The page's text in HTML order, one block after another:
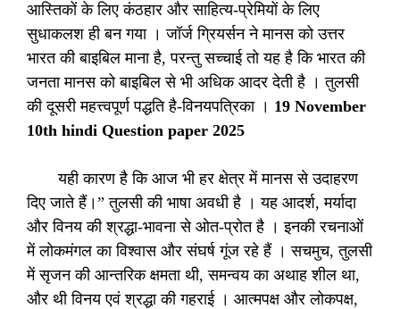
आस्तिकों के लिए कंठहार और साहित्य-प्रेमियों के लिए
सुधाकलश ही बन गया । जॉर्ज ग्रियर्सन ने मानस को उत्तर
भारत की बाइबिल माना है, परन्तु सच्चाई तो यह है कि भारत की
जनता मानस को बाइबिल से भी अधिक आदर देती है । तुलसी
की दूसरी महत्त्वपूर्ण पद्धति है-विनयपत्रिका । 19 November
10th hindi Question paper 2025
यही कारण है कि आज भी हर क्षेत्र में मानस से उदाहरण
दिए जाते हैं।” तुलसी की भाषा अवधी है । यह आदर्श, मर्यादा
और विनय की श्रद्धा-भावना से ओत-प्रोत है । इनकी रचनाओं
में लोकमंगल का विश्वास और संघर्ष गूंज रहे हैं । सचमुच, तुलसी
में सृजन की आन्तरिक क्षमता थी, समन्वय का अथाह शील था,
और थी विनय एवं श्रद्धा की गहराई । आत्मपक्ष और लोकपक्ष,